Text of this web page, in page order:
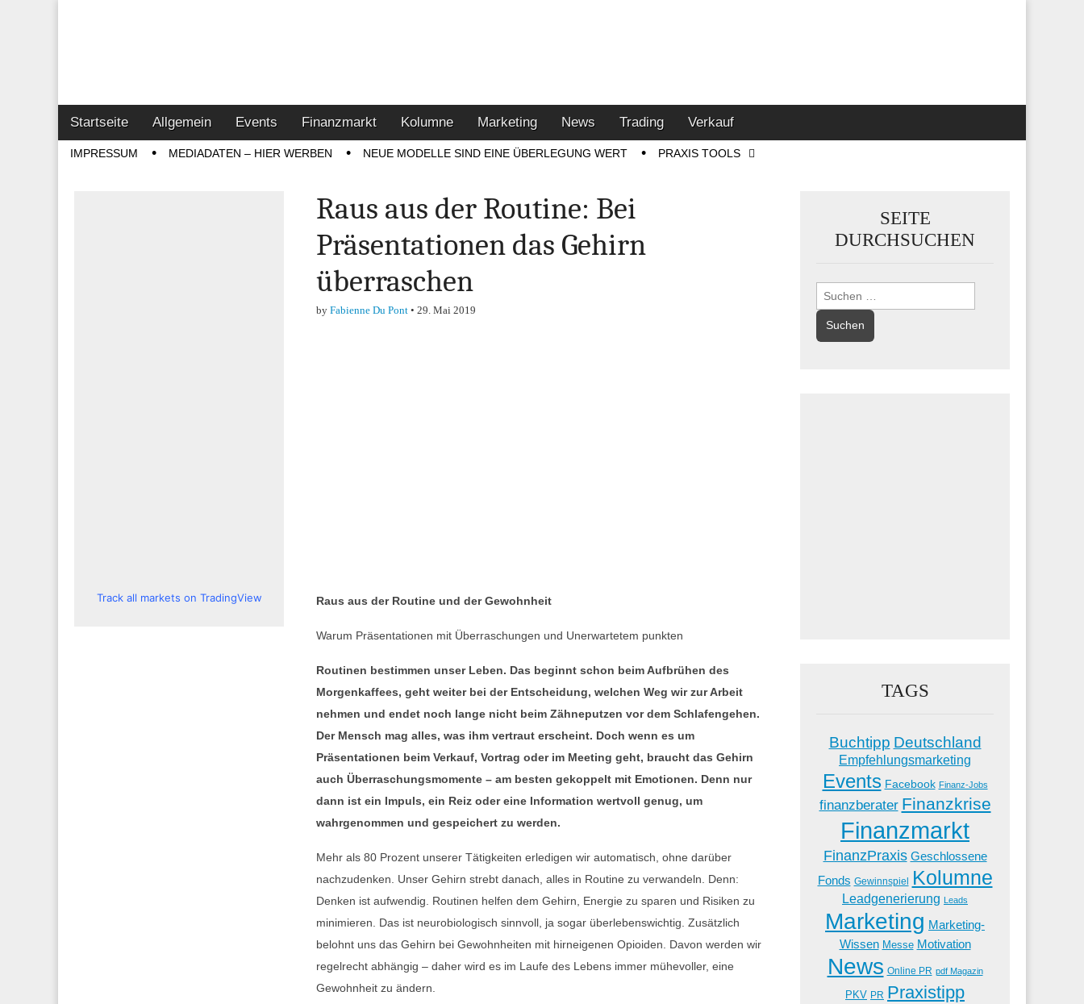
Main
menu
Skip
to
content
Startseite Allgemein Events Finanzmarkt Kolumne Marketing News Trading Verkauf
SubIMPRESSUM MEDIADATEN – HIER WERBEN NEUE MODELLE SIND EINE ÜBERLEGUNG WERT PRAXIS TOOLS
Raus aus der Routine: Bei
Präsentationen das Gehirn
überraschen
by Fabienne Du Pont • 29. Mai 2019
Raus aus der Routine und der Gewohnheit
Warum Präsentationen mit Überraschungen und Unerwartetem punkten
Routinen bestimmen unser Leben. Das beginnt schon beim Aufbrühen des
Morgenkaffees, geht weiter bei der Entscheidung, welchen Weg wir zur Arbeit
nehmen und endet noch lange nicht beim Zähneputzen vor dem Schlafengehen.
Der Mensch mag alles, was ihm vertraut erscheint. Doch wenn es um
Präsentationen beim Verkauf, Vortrag oder im Meeting geht, braucht das Gehirn
auch Überraschungsmomente – am besten gekoppelt mit Emotionen. Denn nur
dann ist ein Impuls, ein Reiz oder eine Information wertvoll genug, um
wahrgenommen und gespeichert zu werden.
Mehr als 80 Prozent unserer Tätigkeiten erledigen wir automatisch, ohne darüber
nachzudenken. Unser Gehirn strebt danach, alles in Routine zu verwandeln. Denn:
Denken ist aufwendig. Routinen helfen dem Gehirn, Energie zu sparen und Risiken zu
minimieren. Das ist neurobiologisch sinnvoll, ja sogar überlebenswichtig. Zusätzlich
belohnt uns das Gehirn bei Gewohnheiten mit hirneigenen Opioiden. Davon werden wir
regelrecht abhängig – daher wird es im Laufe des Lebens immer mühevoller, eine
Gewohnheit zu ändern.
Track all markets on TradingView
SEITE
DURCHSUCHEN
Suchen
nach:
TAGS
Buchtipp Deutschland
Empfehlungsmarketing
Events Facebook Finanz-Jobs
finanzberater Finanzkrise
Finanzmarkt
FinanzPraxis Geschlossene
Fonds Gewinnspiel Kolumne
Leadgenerierung Leads
Marketing Marketing-
Wissen Messe Motivation
News Online PR pdf Magazin
PKV PR Praxistipp